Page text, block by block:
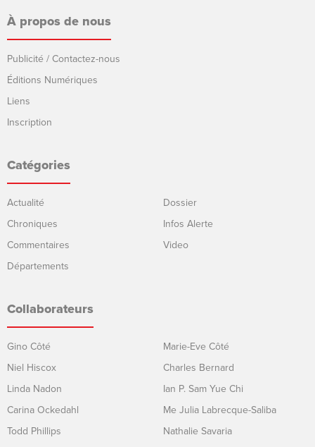
À propos de nous
Publicité / Contactez-nous
Éditions Numériques
Liens
Inscription
Catégories
Actualité
Chroniques
Commentaires
Départements
Dossier
Infos Alerte
Video
Collaborateurs
Gino Côté
Niel Hiscox
Linda Nadon
Carina Ockedahl
Todd Phillips
Marie-Eve Côté
Charles Bernard
Ian P. Sam Yue Chi
Me Julia Labrecque-Saliba
Nathalie Savaria